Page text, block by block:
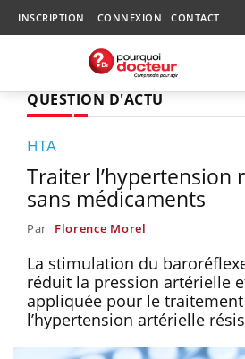
INSCRIPTION CONNEXION CONTACT
QUESTION D'ACTU
HTA
Traiter l’hypertension
sans médicaments
Par Florence Morel
La stimulation du
réduit la pression artérielle
appliquée pour le
l’hypertension artérielle